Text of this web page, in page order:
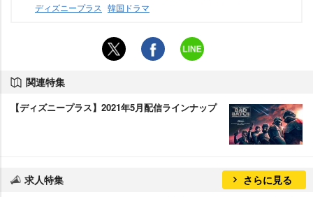
ディズニープラス 韓国ドラマ
関連特集
【ディズニープラス】2021年5月配信ラインナップ
求人特集 さらに見る